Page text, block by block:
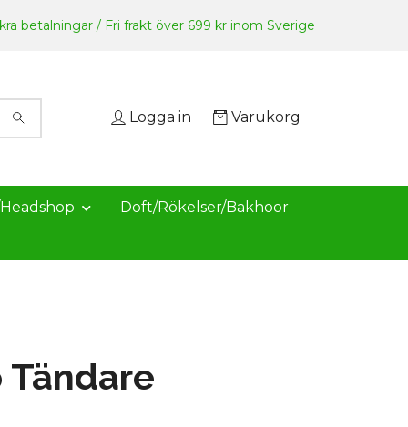
betalningar / Fri frakt över 699 kr inom Sverige
Logga in Varukorg
Doft/Rökelser/Bakhoor
Tändare